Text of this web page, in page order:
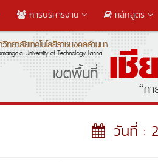
การบริหารงาน หลักสูตร
วันที่ :